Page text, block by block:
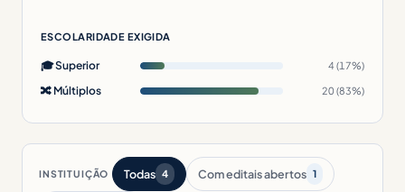
ESCOLARIDADE EXIGIDA
🎓 Superior 4 (17%)
🔀 Múltiplos 20 (83%)
INSTITUIÇÃO Todas 4 Com editais abertos 1